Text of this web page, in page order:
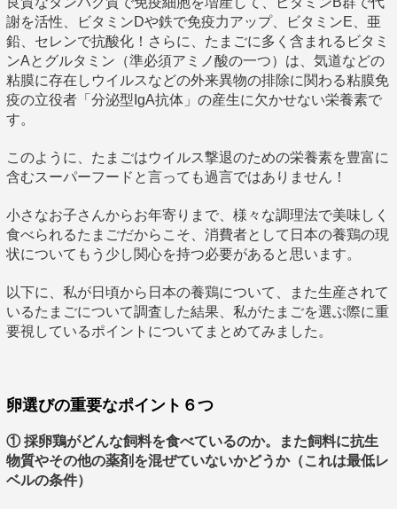
謝を活性、ビタミンDや鉄で免疫力アップ、ビタミンE、亜
鉛、セレンで抗酸化！さらに、たまごに多く含まれるビタミ
ンAとグルタミン（準必須アミノ酸の一つ）は、気道などの
粘膜に存在しウイルスなどの外来異物の排除に関わる粘膜免
疫の立役者「分泌型IgA抗体」の産生に欠かせない栄養素で
す。
このように、たまごはウイルス撃退のための栄養素を豊富に
含むスーパーフードと言っても過言ではありません！
小さなお子さんからお年寄りまで、様々な調理法で美味しく
食べられるたまごだからこそ、消費者として日本の養鶏の現
状についてもう少し関心を持つ必要があると思います。
以下に、私が日頃から日本の養鶏について、また生産されて
いるたまごについて調査した結果、私がたまごを選ぶ際に重
要視しているポイントについてまとめてみました。
卵選びの重要なポイント６つ
① 採卵鶏がどんな飼料を食べているのか。また飼料に抗生
物質やその他の薬剤を混ぜていないかどうか（これは最低レ
ベルの条件）